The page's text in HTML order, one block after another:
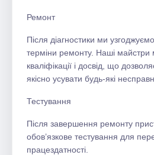
Ремонт
Після діагностики ми
терміни ремонту. Наші майстри
кваліфікації і досвід, що
якісно усувати будь-які
Тестування
Після завершення ремонту
обов’язкове тестування для
працездатності.